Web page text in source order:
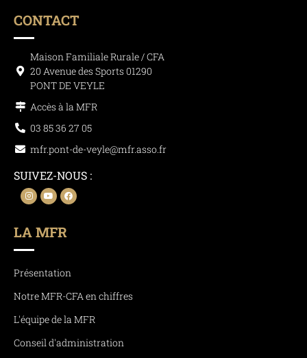
CONTACT
Maison Familiale Rurale / CFA
20 Avenue des Sports 01290
PONT DE VEYLE
Accès à la MFR
03 85 36 27 05
mfr.pont-de-veyle@mfr.asso.fr
SUIVEZ-NOUS :
LA MFR
Présentation
Notre MFR-CFA en chiffres
L'équipe de la MFR
Conseil d'administration